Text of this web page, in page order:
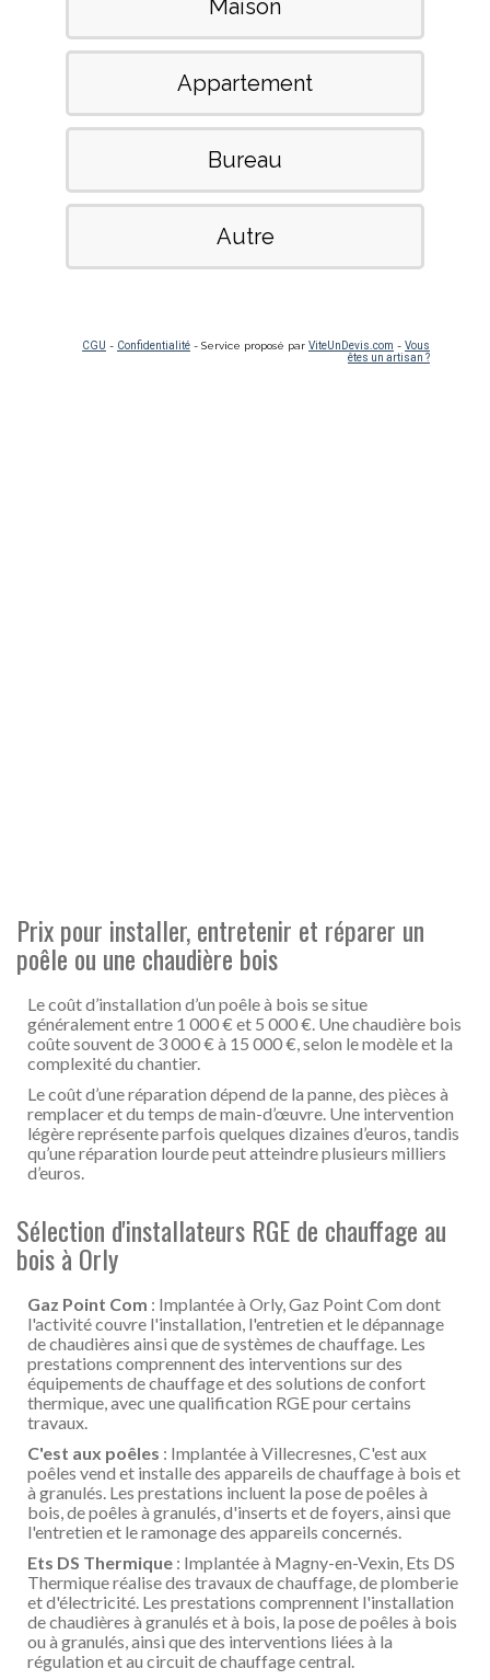
Prix pour installer, entretenir et réparer un
poêle ou une chaudière bois
Le coût d’installation d’un poêle à bois se situe
généralement entre 1 000 € et 5 000 €. Une chaudière bois
coûte souvent de 3 000 € à 15 000 €, selon le modèle et la
complexité du chantier.
Le coût d’une réparation dépend de la panne, des pièces à
remplacer et du temps de main-d’œuvre. Une intervention
légère représente parfois quelques dizaines d’euros, tandis
qu’une réparation lourde peut atteindre plusieurs milliers
d’euros.
Sélection d'installateurs RGE de chauffage au
bois à Orly
Gaz Point Com : Implantée à Orly, Gaz Point Com dont
l'activité couvre l'installation, l'entretien et le dépannage
de chaudières ainsi que de systèmes de chauffage. Les
prestations comprennent des interventions sur des
équipements de chauffage et des solutions de confort
thermique, avec une qualification RGE pour certains
travaux.
C'est aux poêles : Implantée à Villecresnes, C'est aux
poêles vend et installe des appareils de chauffage à bois et
à granulés. Les prestations incluent la pose de poêles à
bois, de poêles à granulés, d'inserts et de foyers, ainsi que
l'entretien et le ramonage des appareils concernés.
Ets DS Thermique : Implantée à Magny-en-Vexin, Ets DS
Thermique réalise des travaux de chauffage, de plomberie
et d'électricité. Les prestations comprennent l'installation
de chaudières à granulés et à bois, la pose de poêles à bois
ou à granulés, ainsi que des interventions liées à la
régulation et au circuit de chauffage central.